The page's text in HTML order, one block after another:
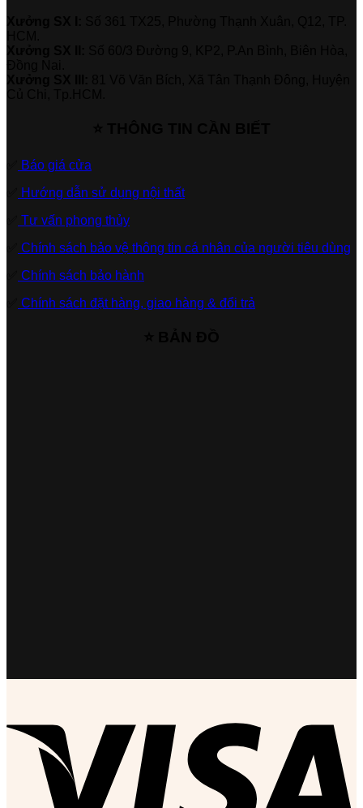
Báo giá cửa
Hướng dẫn sử dụng nội thất
Tư vấn phong thủy
Chính sách bảo vệ thông tin cá nhân của người tiêu dùng
Chính sách bảo hành
Chính sách đặt hàng, giao hàng & đổi trả